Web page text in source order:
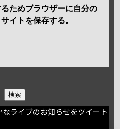
ためブラウザーに自分の
イトを保存する。
検索
ライブのお知らせをツイート